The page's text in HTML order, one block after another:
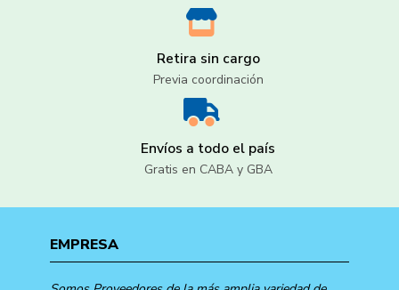
Retira sin cargo
Previa coordinación
Envíos a todo el país
Gratis en CABA y GBA
EMPRESA